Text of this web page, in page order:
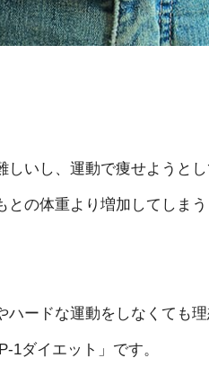
いし、運動で痩せようと
の体重より増加してしま
ードな運動をしなくても
1ダイエット」です。